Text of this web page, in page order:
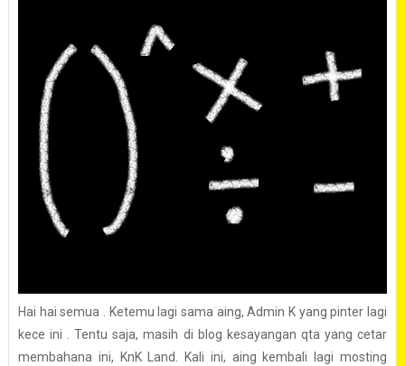
Hai hai semua . Ketemu lagi sama aing, Admin K yang pinter lagi
kece ini . Tentu saja, masih di blog kesayangan qta yang cetar
membahana ini, KnK Land. Kali ini, aing kembali lagi mosting